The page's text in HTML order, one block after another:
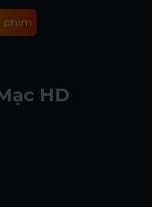
phim
HD